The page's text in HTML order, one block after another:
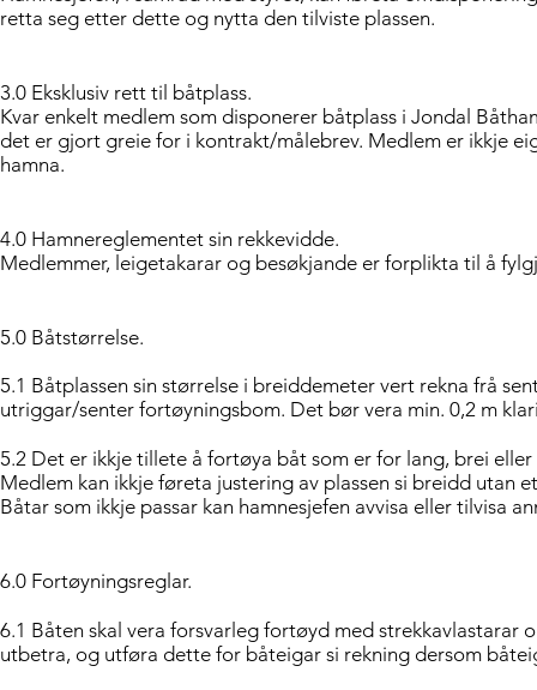
retta seg etter dette og nytta den tilviste plassen.
3.0 Eksklusiv rett til båtplass.
Kvar enkelt medlem som disponerer båtplass i Jondal
det er gjort greie for i kontrakt/målebrev. Medlem er ikkje
hamna.
4.0 Hamnereglementet sin rekkevidde.
Medlemmer, leigetakarar og besøkjande er forplikta til å
5.0 Båtstørrelse.
5.1 Båtplassen sin størrelse i breiddemeter vert rekna frå
utriggar/senter fortøyningsbom. Det bør vera min. 0,2 m
5.2 Det er ikkje tillete å fortøya båt som er for lang, brei
Medlem kan ikkje føreta justering av plassen si breidd utan
Båtar som ikkje passar kan hamnesjefen avvisa eller tilvisa
6.0 Fortøyningsreglar.
6.1 Båten skal vera forsvarleg fortøyd med strekkavlastarar
utbetra, og utføra dette for båteigar si rekning dersom